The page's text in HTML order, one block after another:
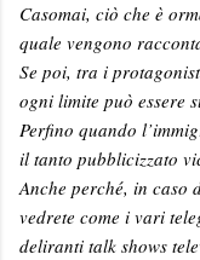
Casomai, ciò che è
quale vengono
Se poi, tra i
ogni limite può essere
Perfino quando
il tanto pubblicizzato
Anche perché, in caso
vedrete come i vari
deliranti talk shows